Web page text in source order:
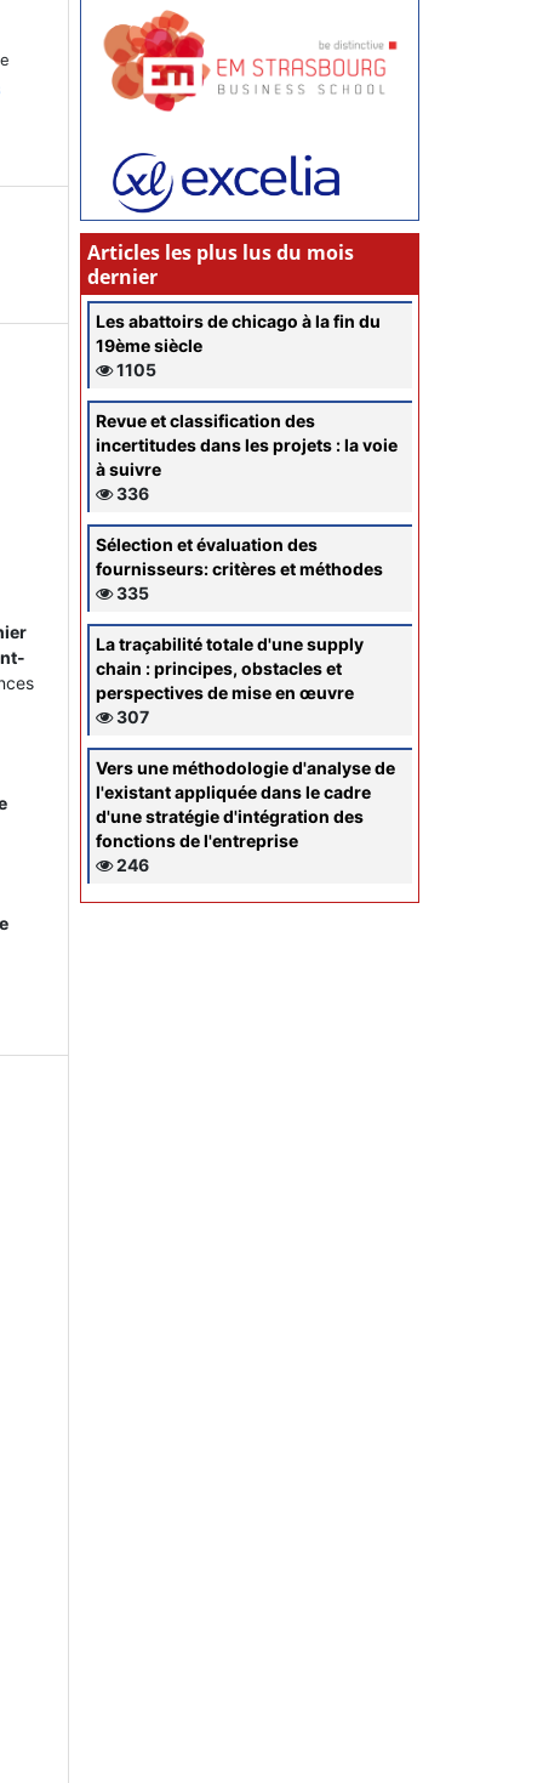
Articles les plus lus du mois
dernier
Les abattoirs de chicago à la fin du
19ème siècle
1105
Revue et classification des
incertitudes dans les projets : la voie
à suivre
336
Sélection et évaluation des
fournisseurs: critères et méthodes
335
La traçabilité totale d'une supply
chain : principes, obstacles et
perspectives de mise en œuvre
307
Vers une méthodologie d'analyse de
l'existant appliquée dans le cadre
d'une stratégie d'intégration des
fonctions de l'entreprise
246